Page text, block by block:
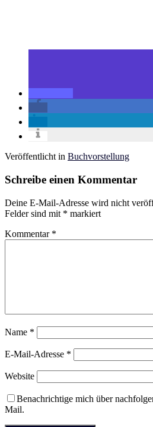
Veröffentlicht in Buchvorstellung
Schreibe einen Kommentar
Deine E-Mail-Adresse wird nicht
Felder sind mit * markiert
Kommentar *
Name *
E-Mail-Adresse *
Website
Benachrichtige mich über
Mail.